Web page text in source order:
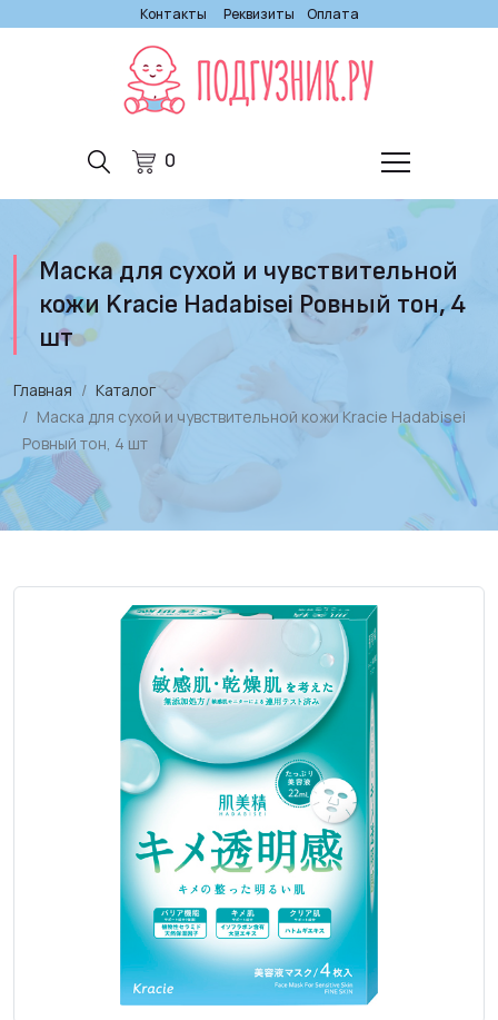
Контакты Реквизиты Оплата
0
Маска для сухой и чувствительной
кожи Kracie Hadabisei Ровный тон, 4
шт
Главная
Каталог
Маска для сухой и чувствительной кожи Kracie Hadabisei
Ровный тон, 4 шт